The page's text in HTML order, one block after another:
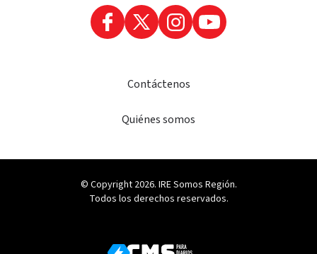
Contáctenos
Quiénes somos
© Copyright 2026. IRE Somos Región.
Todos los derechos reservados.